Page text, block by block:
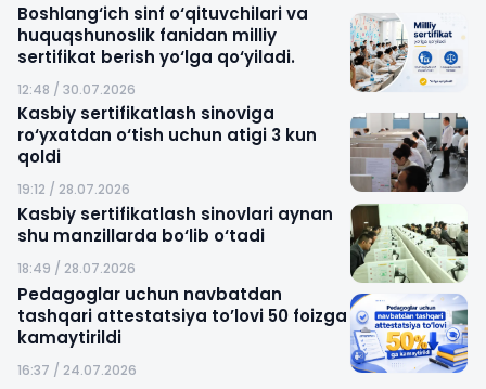
Boshlang‘ich sinf o‘qituvchilari va
huquqshunoslik fanidan milliy
sertifikat berish yo‘lga qo‘yiladi.
12:48 / 30.07.2026
Kasbiy sertifikatlash sinoviga
ro‘yxatdan o‘tish uchun atigi 3 kun
qoldi
19:12 / 28.07.2026
Kasbiy sertifikatlash sinovlari aynan
shu manzillarda bo‘lib o‘tadi
18:49 / 28.07.2026
Pedagoglar uchun navbatdan
tashqari attestatsiya to’lovi 50 foizga
kamaytirildi
16:37 / 24.07.2026